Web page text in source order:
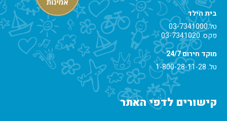
בית הילד
טל.03-7341000
פקס. 03-7341020
מוקד חירום 24/7
טל.1-800-28-11-28
קישורים לדפי האתר